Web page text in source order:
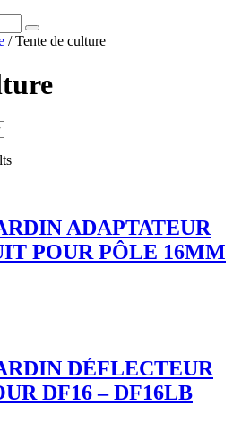
/ Tente de culture
ADAPTATEUR
POUR PÔLE 16MM
DÉFLECTEUR
DF16 – DF16LB